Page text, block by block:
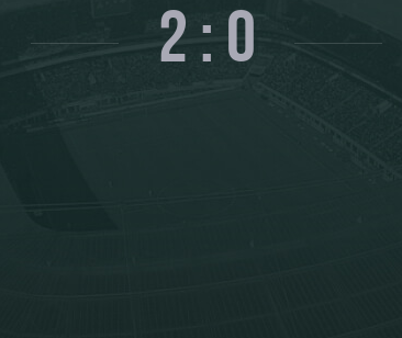
Молодёжка-
2 : 0